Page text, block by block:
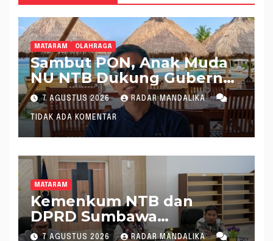
MATARAM OLAHRAGA
Sambut PON, Anak Muda
NU NTB Dukung Gubernur
Pimpin KONI NTB
7 AGUSTUS 2026 RADAR MANDALIKA
TIDAK ADA KOMENTAR
MATARAM
Kemenkum NTB dan
DPRD Sumbawa
Mantapkan Rencana
7 AGUSTUS 2026 RADAR MANDALIKA